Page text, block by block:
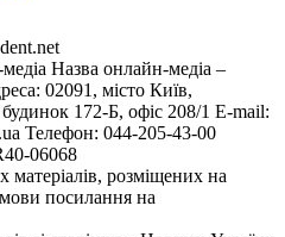
Назва онлайн-медіа –
02091, місто Київ,
172-Б, офіс 208/1 E-mail:
Телефон: 044-205-43-00
06068
матеріалів, розміщених на
посилання на